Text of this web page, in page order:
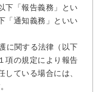
下「報告義務」とい
「通知義務」といい
に関する法律（以下
項の規定により報告
ている場合には、